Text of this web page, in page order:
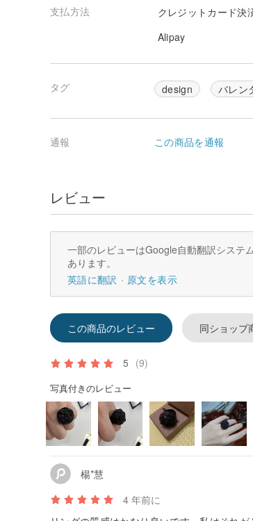
アイデアを持っていた木の質感、商品への
デアを組み合わせたいです生まれました。
術と古代の材料と組み合わせるが、近くに
DIY自作経験は、自分自身のリングを作成
指に装着リング、利益はカードアクション
カードを取ることを忘れないので、人々は
いため、大規模な市場の近接カードの、自
▲自分の誘導リングを作るために、または
消費者が簡単に、たくさんの楽しみを自分
テストチームの後、最も簡単なDIYの手順を
▲内容はツールのほとんどを持っている、
どの他のツールを使用して、ハンズオンの
▲ウェハがソケットの設計に除去された後
した！
細工された木材、
リングの外観は、我々は、天然木の彫刻、
カラー
▲ローズウッド（赤や濃い赤）は、木材の
▲エボニーウッドで（黒）非常に貴重な、
値がある感じの翡翠を、研削後の輝度！
全体的な
フレーム側のきちんとしたフロントエンド
支払方法
クレジットカード決
Alipay
タグ design バレン
通報 この商品を通報
レビュー
一部のレビューはGoogle自動翻訳システ
あります。
英語に翻訳
原文を表示
この商品のレビュー 同ショップ
5 (9)
写真付きのレビュー
楊*慧
4 年前に